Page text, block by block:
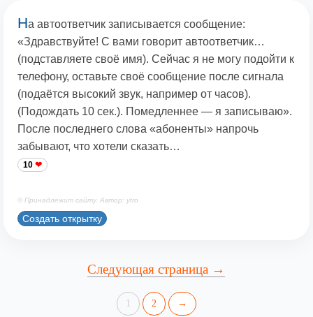
На автоответчик записывается сообщение:
«Здравствуйте! С вами говорит автоответчик…
(подставляете своё имя). Сейчас я не могу подойти к
телефону, оставьте своё сообщение после сигнала
(подаётся высокий звук, например от часов).
(Подождать 10 сек.). Помедленнее — я записываю».
После последнего слова «абоненты» напрочь
забывают, что хотели сказать…
10
© Принадлежит сайту. Автор: ytro
Создать открытку
Следующая страница →
1 2 →